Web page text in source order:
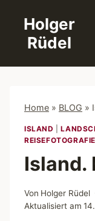
springen
Holger
Rüdel
Home » BLOG »
ISLAND |
REISEFOTOGRAFIE
Island.
Von Holger Rüdel
Aktualisiert am